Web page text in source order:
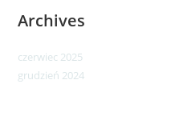
Archives
czerwiec 2025
grudzień 2024